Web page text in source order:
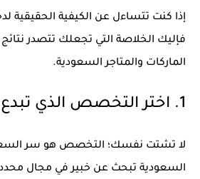
إذا كنت تتساءل عن الكيفية الحقيقية
فإليك الخلاصة التي تجعلك تتصدر
الماركات والمتاجر السعودية.
1. اختر التخصص الذي تبدع فيه
لا تشتت نفسك؛ التخصص هو سر السعر
السعودية تبحث عن خبير في مجال